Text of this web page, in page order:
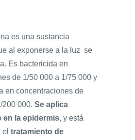
es una sustancia
al exponerse a la luz se
Es bactericida en
de 1/50 000 a 1/75 000 y
en concentraciones de
200 000. Se aplica
en la epidermis, y está
tratamiento de